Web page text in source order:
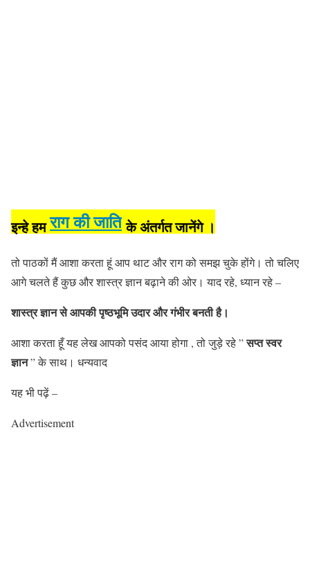
इन्हे हम राग की जाति के अंतर्गत जानेंगे ।
तो पाठकों मैं आशा करता हूं आप थाट और राग को समझ चुके होंगे। तो चलिए
आगे चलते हैं कुछ और शास्त्र ज्ञान बढ़ाने की ओर। याद रहे, ध्यान रहे –
शास्त्र ज्ञान से आपकी पृष्ठभूमि उदार और गंभीर बनती है।
आशा करताहूँ यह लेखआपको पसंद आया होगा , तो जुड़े रहे ”सप्त स्वर
ज्ञान” के साथ। धन्यवाद
यह भी पढ़ें –
Advertisement